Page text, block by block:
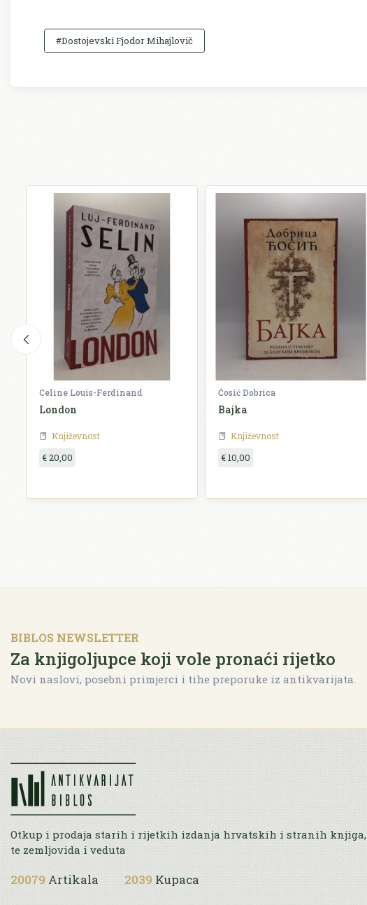
#Dostojevski Fjodor Mihajlovič
Celine Louis-Ferdinand
London
Književnost
€ 20,00
Ćosić Dobrica
Bajka
Književnost
€ 10,00
BIBLOS NEWSLETTER
Za knjigoljupce koji vole pronaći rijetko
Novi naslovi, posebni primjerci i tihe preporuke iz antikvarijata.
Otkup i prodaja starih i rijetkih izdanja hrvatskih i stranih knjiga,
te zemljovida i veduta
20079 Artikala 2039 Kupaca